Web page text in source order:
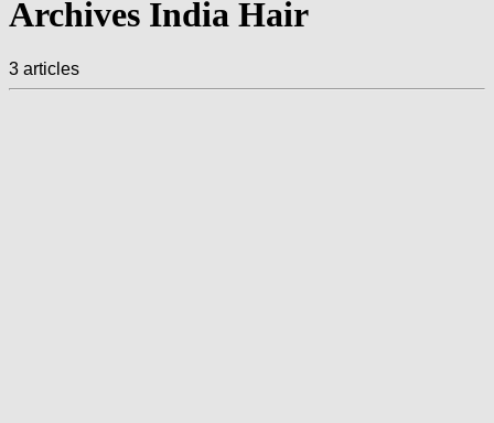
Archives India Hair
3 articles